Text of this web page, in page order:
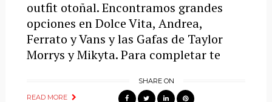
outfit otoñal. Encontramos grandes
opciones en Dolce Vita, Andrea,
Ferrato y Vans y las Gafas de Taylor
Morrys y Mikyta. Para completar te
READ MORE
SHARE ON